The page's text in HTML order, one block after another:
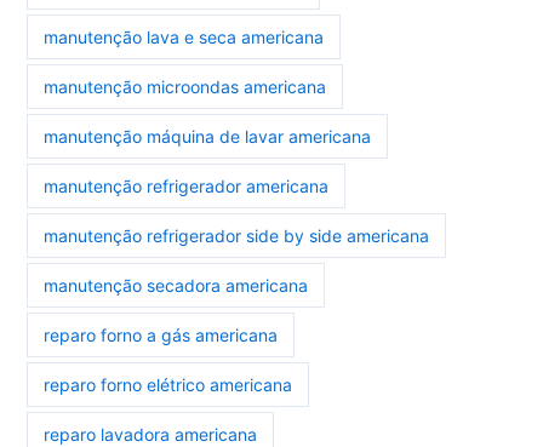
manutenção lava e seca americana
manutenção microondas americana
manutenção máquina de lavar americana
manutenção refrigerador americana
manutenção refrigerador side by side americana
manutenção secadora americana
reparo forno a gás americana
reparo forno elétrico americana
reparo lavadora americana